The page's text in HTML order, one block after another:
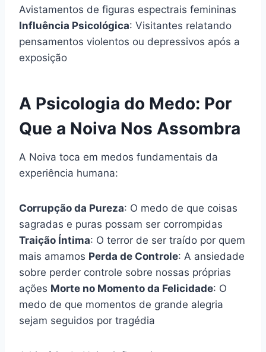
Avistamentos de figuras espectrais femininas
Influência Psicológica: Visitantes relatando
pensamentos violentos ou depressivos após a
exposição
A Psicologia do Medo: Por
Que a Noiva Nos Assombra
A Noiva toca em medos fundamentais da
experiência humana:
Corrupção da Pureza: O medo de que coisas
sagradas e puras possam ser corrompidas
Traição Íntima: O terror de ser traído por quem
mais amamos Perda de Controle: A ansiedade
sobre perder controle sobre nossas próprias
ações Morte no Momento da Felicidade: O
medo de que momentos de grande alegria
sejam seguidos por tragédia